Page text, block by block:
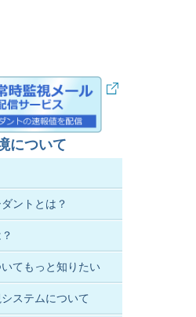
について
ントとは？
てもっと知りたい
ステムについて